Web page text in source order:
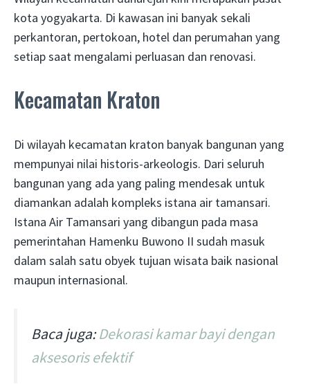
kota yogyakarta. Di kawasan ini banyak sekali
perkantoran, pertokoan, hotel dan perumahan yang
setiap saat mengalami perluasan dan renovasi.
Kecamatan Kraton
Di wilayah kecamatan kraton banyak bangunan yang
mempunyai nilai historis-arkeologis. Dari seluruh
bangunan yang ada yang paling mendesak untuk
diamankan adalah kompleks istana air tamansari.
Istana Air Tamansari yang dibangun pada masa
pemerintahan Hamenku Buwono II sudah masuk
dalam salah satu obyek tujuan wisata baik nasional
maupun internasional.
Baca juga:Dekorasi kamar bayi dengan
aksesoris efektif